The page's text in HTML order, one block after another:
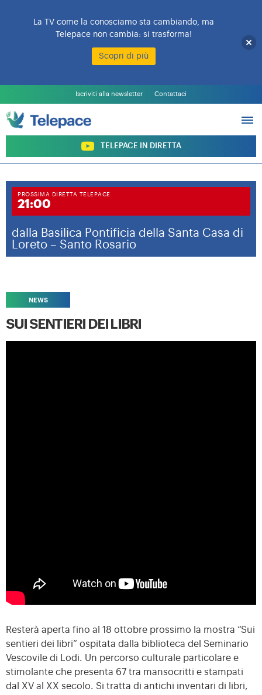
Iscriviti alla newsletter Contattaci
TELEPACE IN DIRETTA
L’EMITTENTE
PALINSESTO
PROGRAMMI
ARCHIVIO PROGRAMMI
SOSTIENI TELEPACE
PROSSIMA DIRETTA TELEPACE
21:00
dalla Basilica Pontificia della Santa Casa di
Loreto – Santo Rosario
NEWS
SUI SENTIERI DEI LIBRI
Resterà aperta fino al 18 ottobre prossimo la mostra “Sui
sentieri dei libri” ospitata dalla biblioteca del Seminario
Vescovile di Lodi. Un percorso culturale particolare e
stimolante che presenta 67 tra mansocritti e stampati
dal XV al XX secolo. Si tratta di antichi inventari di libri,
La TV come la conosciamo sta cambiando, ma
Telepace non cambia: si trasforma!
Scopri di più